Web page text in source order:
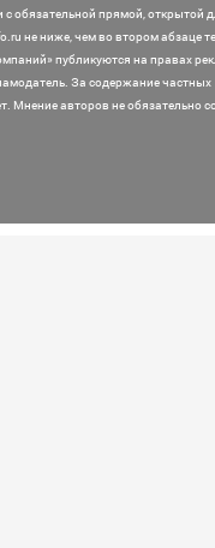
с обязательной прямой, открытой
не ниже, чем во втором абзаце
публикуются на правах
За содержание частных
Мнениеавторов не обязательно